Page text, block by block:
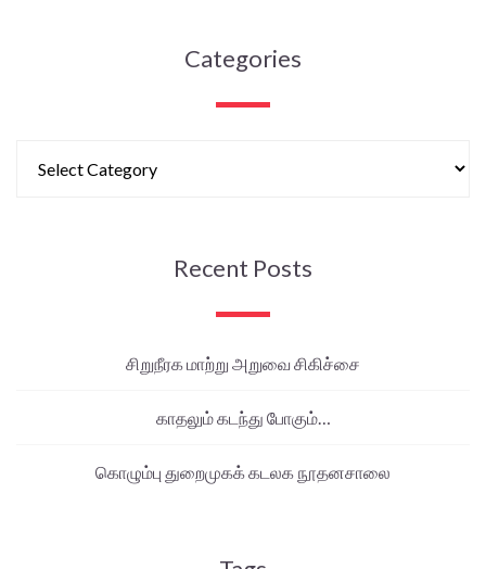
Categories
Recent Posts
சிறுநீரக மாற்று அறுவை சிகிச்சை
காதலும் கடந்து போகும்…
கொழும்பு துறைமுகக் கடலக நூதனசாலை